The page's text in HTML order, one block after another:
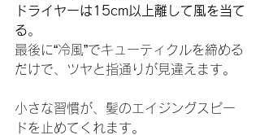
ドライヤーは15cm以上離して風を当て
る。
最後に“冷風”でキューティクルを締める
だけで、ツヤと指通りが見違えます。
小さな習慣が、髪のエイジングスピー
ドを止めてくれます。